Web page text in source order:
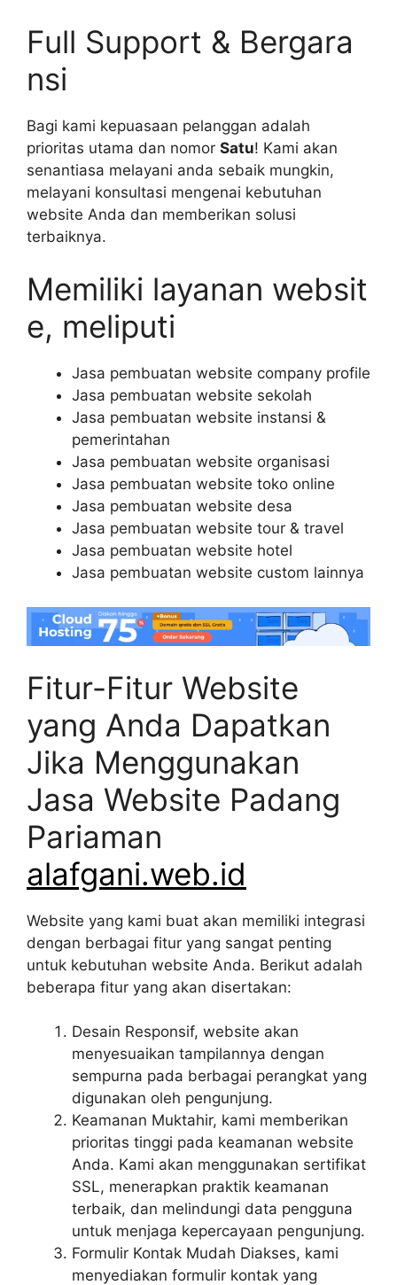
Full Support & Bergara
nsi
Bagi kami kepuasaan pelanggan adalah
prioritas utama dan nomor Satu! Kami akan
senantiasa melayani anda sebaik mungkin,
melayani konsultasi mengenai kebutuhan
website Anda dan memberikan solusi
terbaiknya.
Memiliki layanan websit
e, meliputi
Jasa pembuatan website company profile
Jasa pembuatan website sekolah
Jasa pembuatan website instansi &
pemerintahan
Jasa pembuatan website organisasi
Jasa pembuatan website toko online
Jasa pembuatan website desa
Jasa pembuatan website tour & travel
Jasa pembuatan website hotel
Jasa pembuatan website custom lainnya
Fitur-Fitur Website
yang Anda Dapatkan
Jika Menggunakan
Jasa Website Padang
Pariaman
alafgani.web.id
Website yang kami buat akan memiliki integrasi
dengan berbagai fitur yang sangat penting
untuk kebutuhan website Anda. Berikut adalah
beberapa fitur yang akan disertakan:
Desain Responsif, website akan
menyesuaikan tampilannya dengan
sempurna pada berbagai perangkat yang
digunakan oleh pengunjung.
Keamanan Muktahir, kami memberikan
prioritas tinggi pada keamanan website
Anda. Kami akan menggunakan sertifikat
SSL, menerapkan praktik keamanan
terbaik, dan melindungi data pengguna
untuk menjaga kepercayaan pengunjung.
Formulir Kontak Mudah Diakses, kami
menyediakan formulir kontak yang